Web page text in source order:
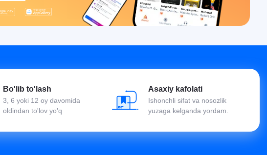
Bo'lib to'lash
3, 6 yoki 12 oy davomida
oldindan to'lov yo'q
Asaxiy kafolati
Ishonchli sifat va nosozlik
yuzaga kelganda yordam.